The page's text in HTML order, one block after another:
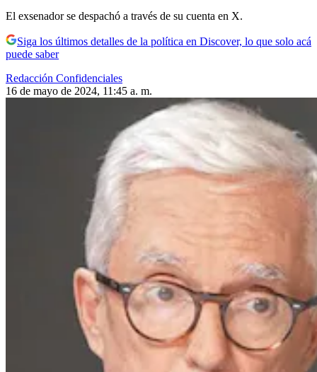
El exsenador se despachó a través de su cuenta en X.
Siga los últimos detalles de la política en Discover, lo que solo acá
puede saber
Redacción Confidenciales
16 de mayo de 2024, 11:45 a. m.